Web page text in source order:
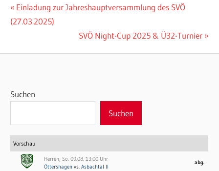
Beitragsnavigation
Vorheriger
Beitrag:
Einladung zur Jahreshauptversammlung des SVÖ
(27.03.2025)
Nächster
SVÖ Night-Cup 2025 & Ü32-Turnier
Suchen
Suchen
Vorschau
Herren, So. 09.08. 13:00 Uhr
Öttershagenvs.Asbachtal II
abg.